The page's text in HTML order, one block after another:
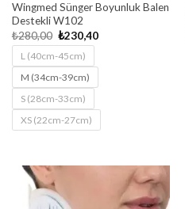
Wingmed Sünger Boyunluk Balen
Destekli W102
₺280,00 Orijinal
fiyat:
₺280,00.
₺230,40Şu
₺230,40.
L (40cm-45cm)
M (34cm-39cm)
S (28cm-33cm)
XS (22cm-27cm)